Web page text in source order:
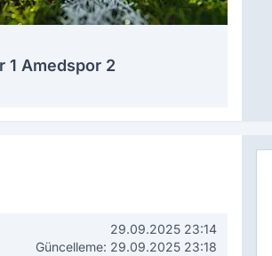
Serikspor 1 Amedspor 2
29.09.2025 23:14
Güncelleme: 29.09.2025 23:18